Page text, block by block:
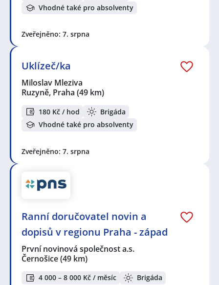
Vhodné také pro absolventy
Zveřejněno: 7. srpna
Uklízeč/ka
Miloslav Mleziva
Ruzyně, Praha (49 km)
180 Kč / hod
Brigáda
Vhodné také pro absolventy
Zveřejněno: 7. srpna
Ranní doručovatel novin a
dopisů v regionu Praha - západ
První novinová společnost a.s.
Černošice(49 km)
4 000 – 8 000 Kč / měsíc Brigáda